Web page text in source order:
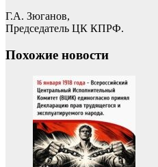
Г.А. Зюганов,
Председатель ЦК КПРФ.
Похожие новости